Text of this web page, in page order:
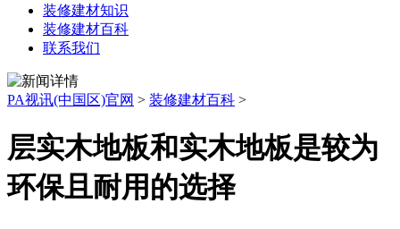
装修建材知识
装修建材百科
联系我们
PA视讯(中国区)官网 > 装修建材百科 >
层实木地板和实木地板是较为
环保且耐用的选择